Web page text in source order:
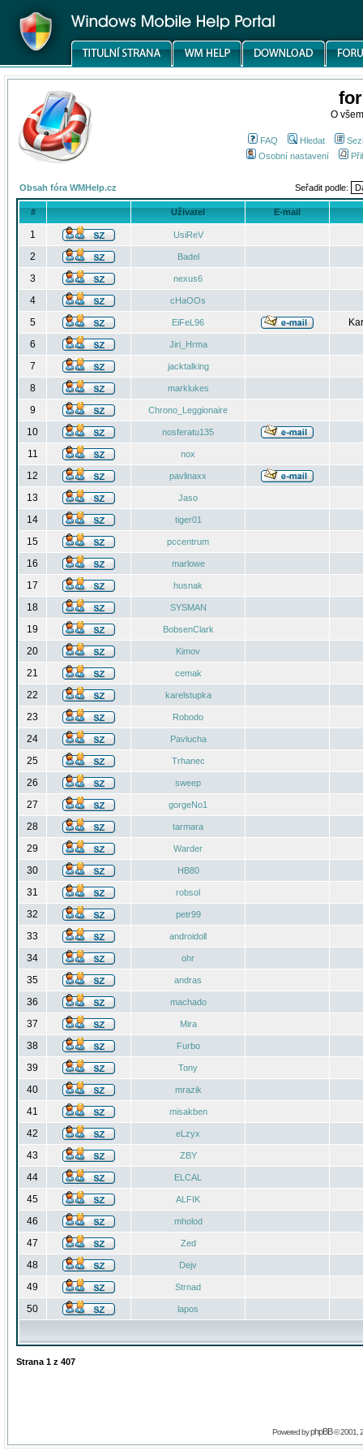
O
FAQ Hledat
Osobní nastavení
Obsah fóra WMHelp.cz Seřadit podle:
# Uživatel E-mail
1 UsiReV
2 Badel
3 nexus6
4 cHaOOs
5 EiFeL96
6
Jiri_Hrma
7 jacktalking
8 marklukes
9 Chrono_Leggionaire
10 nosferatu135
11 nox
12 pavlinaxx
13 Jaso
14 tiger01
15 pccentrum
16 marlowe
17 husnak
18 SYSMAN
19 BobsenClark
20 Kimov
21 cemak
22 karelstupka
23 Robodo
24 Pavlucha
25 Trhanec
26 sweep
27 gorgeNo1
28 tarmara
29 Warder
30 HB80
31 robsol
32 petr99
33 androidoll
34 ohr
35 andras
36 machado
37 Mira
38 Furbo
39 Tony
40 mrazik
41 misakben
42 eLzyx
43 ZBY
44 ELCAL
45 ALFIK
46 mholod
47 Zed
48 Dejv
49 Strnad
50 lapos
Strana 1 z 407
Powered byphpBB© 2001,